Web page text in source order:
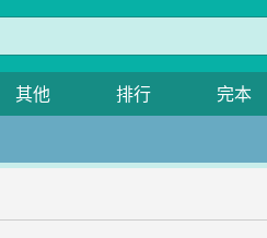
其他 排行 完本